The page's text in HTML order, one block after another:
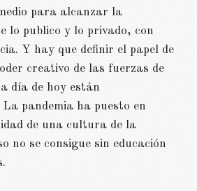
para alcanzar la
lo publico y lo privado, con
Y hay que definir el papel de
creativo de las fuerzas de
día de hoy están
La pandemia ha puesto en
de una cultura de la
no se consigue sin educación